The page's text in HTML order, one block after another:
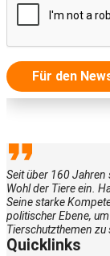
Für den
Seit über 160 Jahren
Wohl der Tiere ein.
Seine starke
politischer Ebene,
Tierschutzthemen zu
Quicklinks